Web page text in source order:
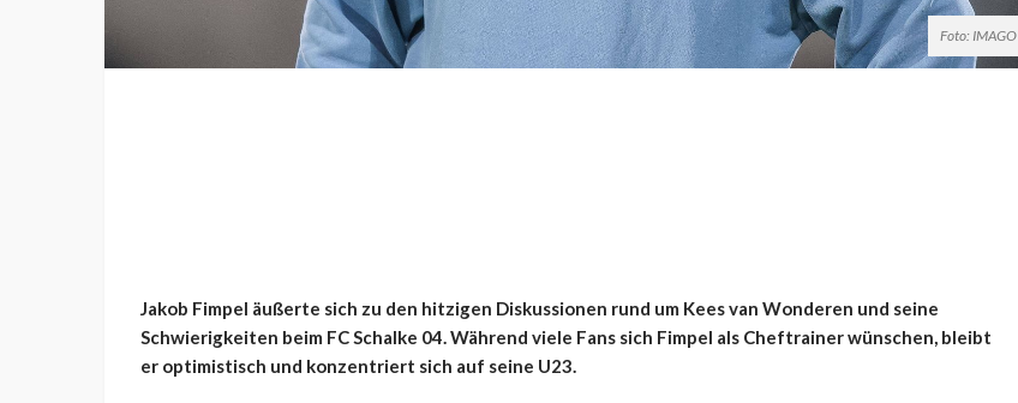
Foto: IMAGO
Jakob Fimpel äußerte sich zu den hitzigen Diskussionen rund um Kees van Wonderen und seine
Schwierigkeiten beim FC Schalke 04. Während viele Fans sich Fimpel als Cheftrainer wünschen, bleibt
er optimistisch und konzentriert sich auf seine U23.